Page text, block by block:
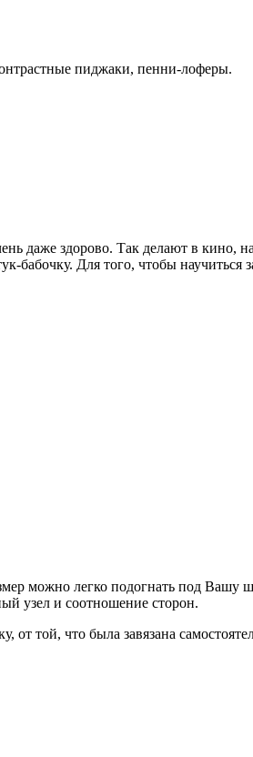
пиджаки, пенни-лоферы.
даже здорово. Так делают в кино,
бабочку. Для того, чтобы научиться
можно легко подогнать под Вашу
узел и соотношение сторон.
той, что была завязана